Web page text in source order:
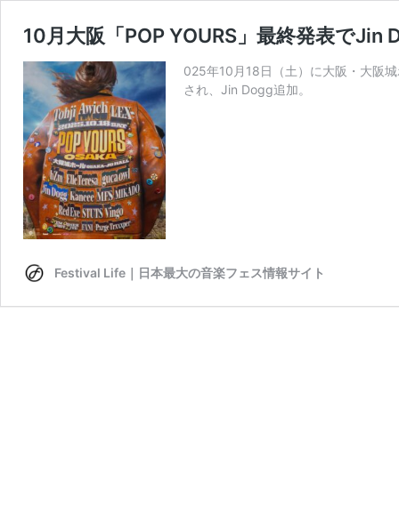
10月大阪「POP YOURS」最終発表でJin
025年10月18日（土）に大阪・大阪
され、Jin Dogg追加。
Festival Life｜日本最大の音楽フェス情報サイト